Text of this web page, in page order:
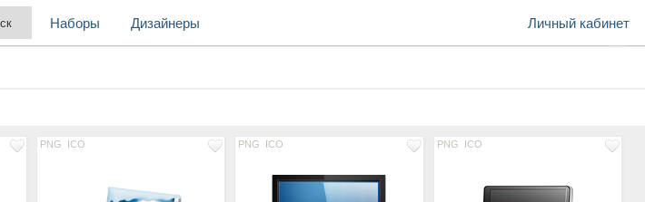
Личный кабинет
Наборы Дизайнеры
PNG ICO PNG ICO PNG ICO